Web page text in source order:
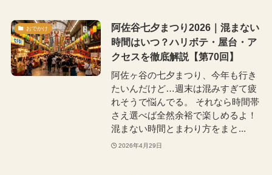
おでかけ
阿佐谷七夕まつり2026｜混まない
時間はいつ？ハリボテ・屋台・ア
クセスを徹底解説【第70回】
阿佐ヶ谷の七夕まつり、今年も行き
たいんだけど…週末は混みすぎて疲
れそうで悩んでる。 それなら時間帯
さえ選べば全然余裕で楽しめるよ！
混まない時間とまわり方をまと...
2026年4月29日